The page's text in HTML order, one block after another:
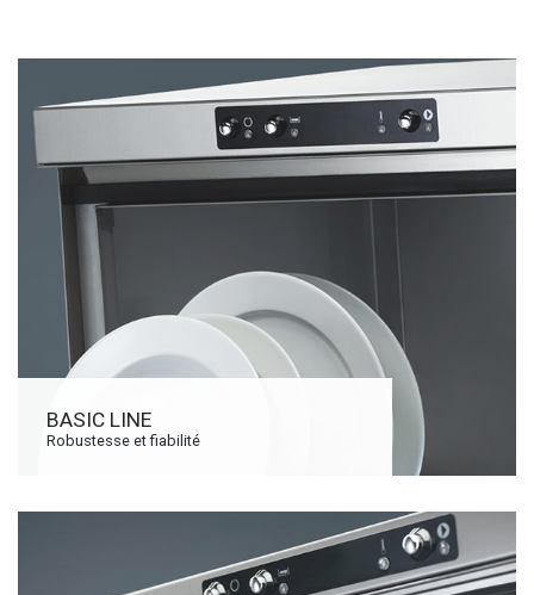
BASIC LINE
Robustesse et fiabilité